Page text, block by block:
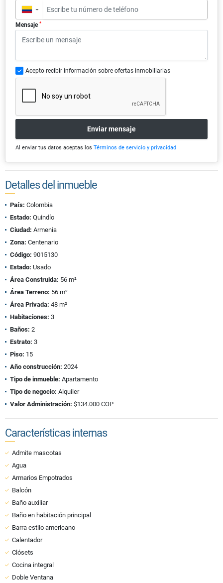
▼
Mensaje *
Acepto recibir información sobre ofertas inmobiliarias
Enviar mensaje
Al enviar tus datos aceptas los Términos de servicio y privacidad
Detalles del inmueble
País: Colombia
Estado: Quindío
Ciudad: Armenia
Zona: Centenario
Código: 9015130
Estado: Usado
Área Construida: 56 m²
Área Terreno: 56 m²
Área Privada: 48 m²
Habitaciones: 3
Baños: 2
Estrato: 3
Piso: 15
Año construcción: 2024
Tipo de inmueble: Apartamento
Tipo de negocio: Alquiler
Valor Administración: $134.000 COP
Características internas
Admite mascotas
Agua
Armarios Empotrados
Balcón
Baño auxiliar
Baño en habitación principal
Barra estilo americano
Calentador
Clósets
Cocina integral
Doble Ventana